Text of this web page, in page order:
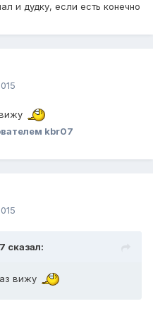
и дудку, если есть конечно
kbr07
сказал:
вижу